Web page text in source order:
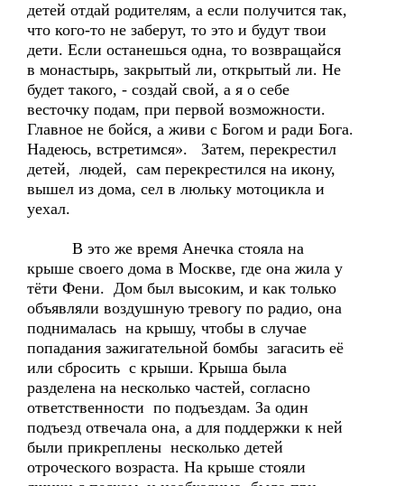
детей отдай родителям, а если получится так,
что кого-то не заберут, то это и будут твои
дети. Если останешься одна, то возвращайся
в монастырь, закрытый ли, открытый ли. Не
будет такого, - создай свой, а я о себе
весточку подам, при первой возможности.
Главное не бойся, а живи с Богом и ради Бога.
Надеюсь, встретимся». Затем, перекрестил
детей, людей, сам перекрестился на икону,
вышел из дома, сел в люльку мотоцикла и
уехал.
В это же время Анечка стояла на
крыше своего дома в Москве, где она жила у
тёти Фени. Дом был высоким, и как только
объявляли воздушную тревогу по радио, она
поднималась на крышу, чтобы в случае
попадания зажигательной бомбы загасить её
или сбросить с крыши. Крыша была
разделена на несколько частей, согласно
ответственности по подъездам. За один
подъезд отвечала она, а для поддержки к ней
были прикреплены несколько детей
отроческого возраста. На крыше стояли